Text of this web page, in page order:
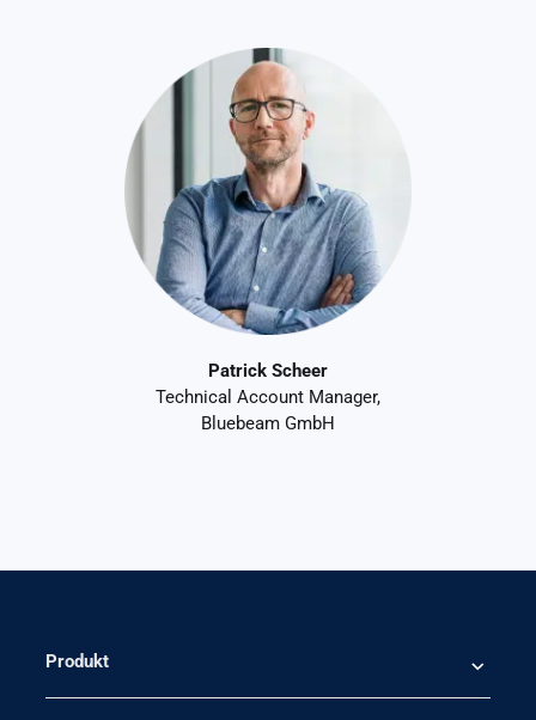
Patrick Scheer
Technical Account Manager,
Bluebeam GmbH
Produkt